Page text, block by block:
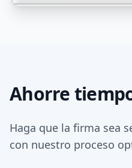
Ahorre
Haga que la firma sea
con nuestro proceso